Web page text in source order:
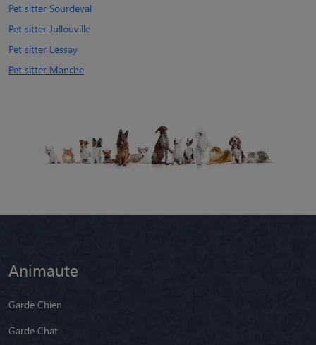
Pet sitter Sourdeval
Pet sitter Jullouville
Pet sitter Lessay
Pet sitter Manche
Animaute
Garde Chien
Garde Chat